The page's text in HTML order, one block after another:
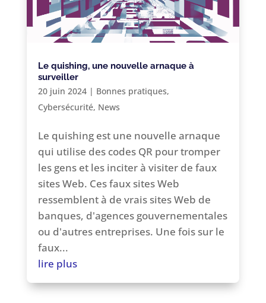
Le quishing, une nouvelle arnaque à
surveiller
20 juin 2024| Bonnes pratiques,
Cybersécurité, News
Le quishing est une nouvelle arnaque
qui utilise des codes QR pour tromper
les gens et les inciter à visiter de faux
sites Web. Ces faux sites Web
ressemblent à de vrais sites Web de
banques, d'agences gouvernementales
ou d'autres entreprises. Une fois sur le
faux...
lire plus